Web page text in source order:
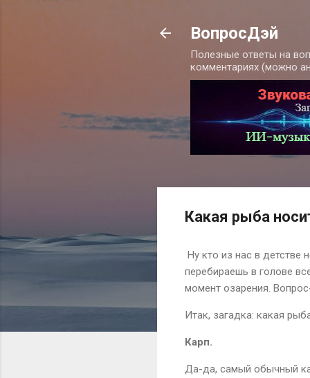
ВопросДэй
Полезные ответы на
комментариях (можно
Какая рыба
Ну кто из нас в детстве
перебираешь в голове
момент озарения.
Итак, загадка: какая
Карп.
Да-да, самый обычный